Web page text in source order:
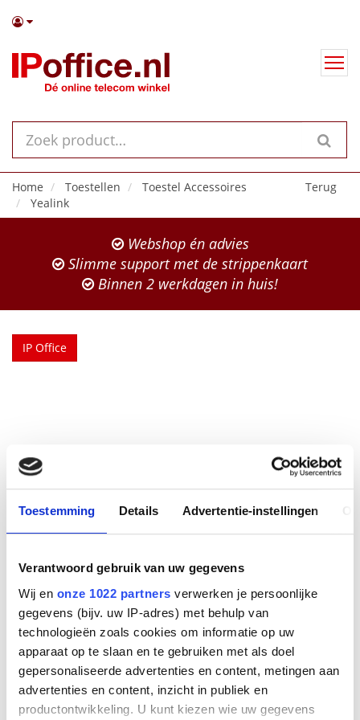
Toestemming Details Advertentie-instellingen
Verantwoord gebruik van uw gegevens
Wij en onze 1022 partners verwerken je persoonlijke
gegevens (bijv. uw IP-adres) met behulp van
technologieën zoals cookies om informatie op uw
apparaat op te slaan en te gebruiken met als doel
gepersonaliseerde advertenties en content, metingen aan
advertenties en content, inzicht in publiek en
productontwikkeling. U kunt kiezen wie uw gegevens
Terug
Home Toestellen
Toestel Accessoires
Yealink
Webshop én advies
Slimme support met de strippenkaart
Binnen 2 werkdagen in huis!
IP Office
Hoorn SIP-T52S/T54S
Fabrikant
Yealink
Productnummer
HS-T52-T54